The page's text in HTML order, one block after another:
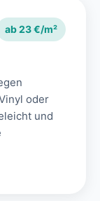
ab 23 €/m²
oder
und